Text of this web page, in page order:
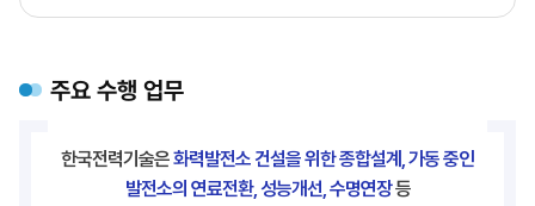
주요 수행 업무
한국전력기술은화력발전소 건설을 위한 종합설계, 가동 중인
발전소의 연료전환, 성능개선, 수명연장등